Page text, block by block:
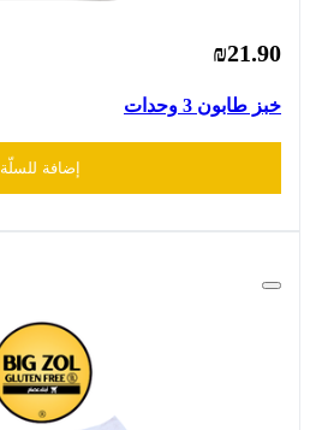
₪21.90
خبز طابون 3 وحدات
إضافة للسلّة